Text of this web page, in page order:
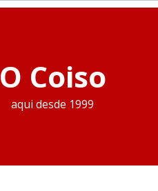
O Coiso
aqui desde 1999